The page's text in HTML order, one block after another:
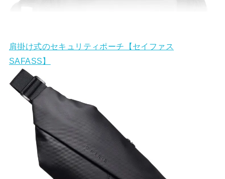
肩掛け式のセキュリティポーチ【セイファス
SAFASS】